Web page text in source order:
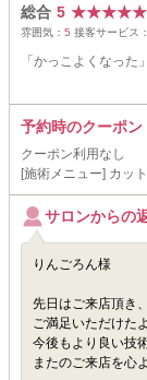
総合 5 ★★★★★
雰囲気： 5 接客サービス：
「かっこよくなった
予約時のクーポン
クーポン利用なし
[施術メニュー] カット
サロンからの
りんごろん様
先日はご来店頂き
ご満足いただけた
今後もより良い技
またのご来店を心